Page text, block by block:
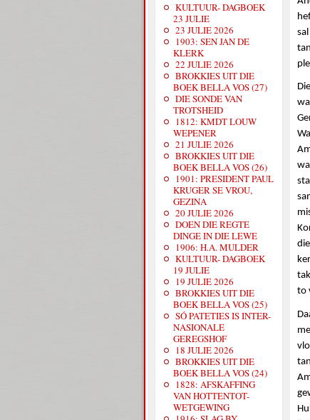
KULTUUR- DAGBOEK
23 JULIE
23 JULIE 2026
1903: SEN JAN DE
KLERK
22 JULIE 2026
BROKKIES UIT DIE
BOEK BELLA VOS (27)
DIE SONDE VAN
TROTSHEID
1812: KMDT LOUW
WEPENER
21 JULIE 2026
BROKKIES UIT DIE
BOEK BELLA VOS (26)
1901: PRESIDENT PAUL
KRUGER SE VROU,
GEZINA
20 JULIE 2026
DOEN DIE REGTE
DINGE IN DIE LEWE
1906: H.A. MULDER
KULTUUR- DAGBOEK
19 JULIE
19 JULIE 2026
BROKKIES UIT DIE
BOEK BELLA VOS (25)
SÓ PATETIES IS INTER-
NASIONALE
GEREGSHOF
18 JULIE 2026
BROKKIES UIT DIE
BOEK BELLA VOS (24)
1828: AFSKAFFING
VAN HOTTENTOT-
WETGEWING
to